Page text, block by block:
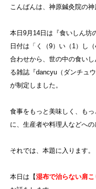
こんばんは、神原鍼灸院の神
本日9月14日は『食いしん坊
日付は「く（9）い（1）し
合わせから、世の中の食い
る雑誌『dancyu（ダンチュ
が制定しました。
食事をもっと美味しく、も
に、生産者や料理人などへ
それでは、本題に入ります。
本日は【湿布で治らない肩